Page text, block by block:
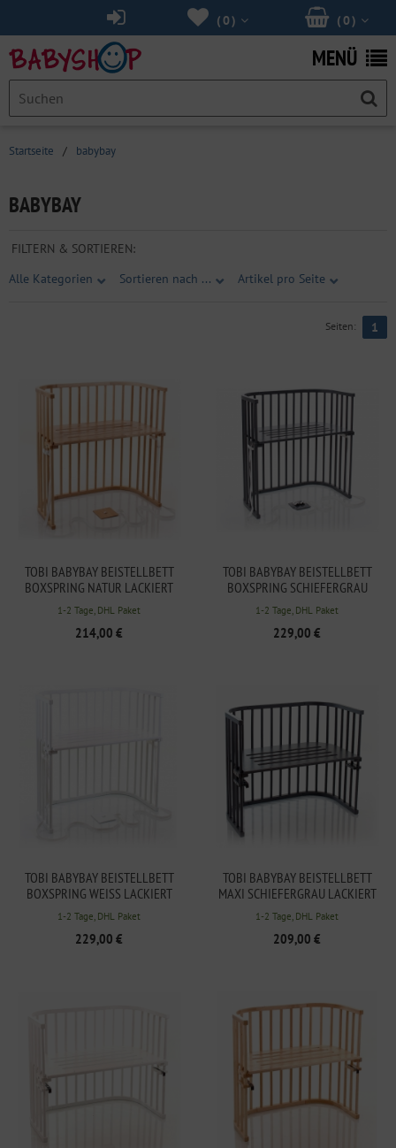
(0 )
(0 )
MENÜ
Startseite / babybay
BABYBAY
FILTERN & SORTIEREN:
Alle Kategorien
Sortieren nach ... Artikel pro Seite
Seiten: 1
TOBI BABYBAY BEISTELLBETT
BOXSPRING NATUR LACKIERT
1-2 Tage, DHL Paket
214,00 €
TOBI BABYBAY BEISTELLBETT
BOXSPRING SCHIEFERGRAU
LACKIERT
1-2 Tage, DHL Paket
229,00 €
TOBI BABYBAY BEISTELLBETT
BOXSPRING WEISS LACKIERT 1
66102
1-2 Tage, DHL Paket
229,00 €
TOBI BABYBAY BEISTELLBETT
MAXI SCHIEFERGRAU LACKIERT
1-2 Tage, DHL Paket
209,00 €